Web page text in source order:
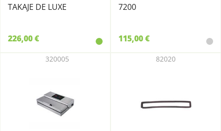
TAKAJE DE LUXE
226,00 €
7200
115,00 €
320005 82020